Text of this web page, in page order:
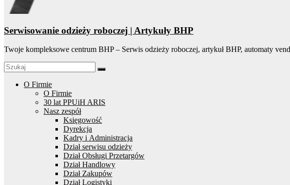
Serwisowanie odzieży roboczej | Artykuły BHP
Twoje kompleksowe centrum BHP – Serwis odzieży roboczej, artykuł BHP, automaty
O Firmie
O Firmie
30 lat PPUiH ARIS
Nasz zespół
Księgowość
Dyrekcja
Kadry i Administracja
Dział serwisu odzieży
Dział Obsługi Przetargów
Dział Handlowy
Dział Zakupów
Dział Logistyki